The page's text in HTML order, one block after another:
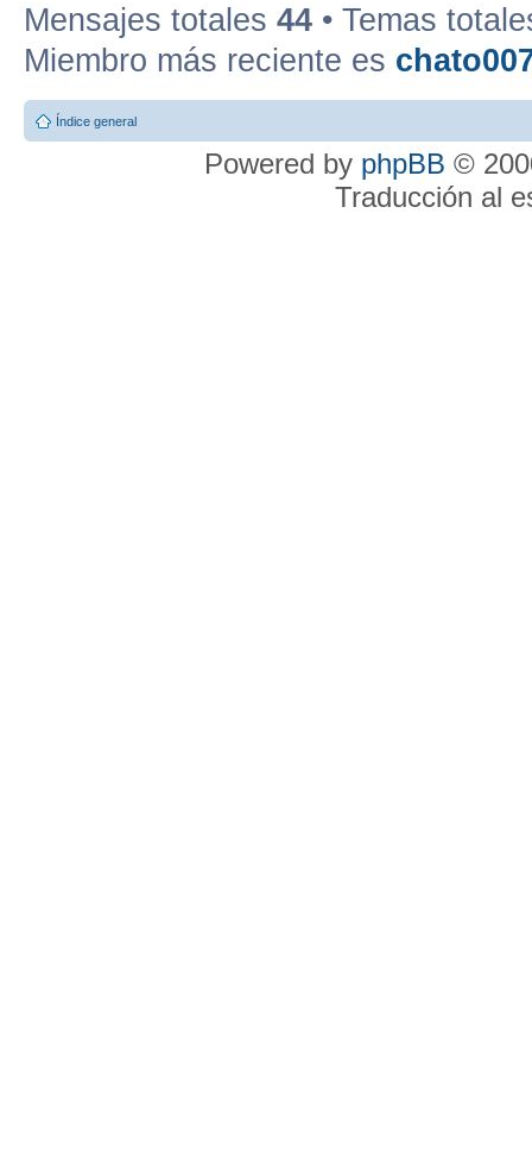
Mensajes totales 44 • Temas
Miembro más reciente es
Índice general
Powered by phpBB ©
Traducción al